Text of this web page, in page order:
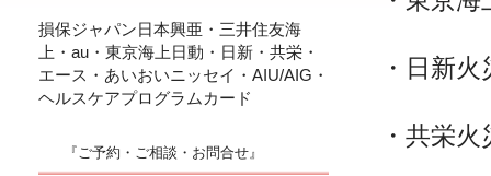
・日新
・共栄
損保ジャパン日本興亜・三井住友海
上・au・東京海上日動・日新・共栄・
エース・あいおいニッセイ・AIU/AIG・
ヘルスケアプログラムカード
『ご予約・ご相談・お問合せ』